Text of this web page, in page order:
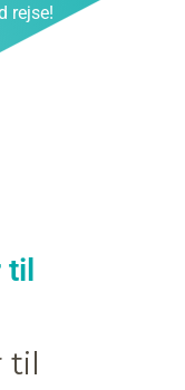
rejse!
til
til